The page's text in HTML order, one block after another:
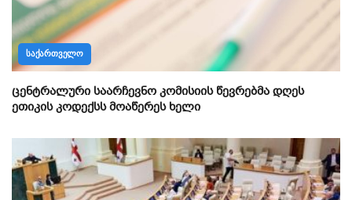
ᲡᲐᲥᲐᲠᲗᲕᲔᲚᲝ
ცენტრალური საარჩევნო კომისიის წევრებმა დღეს
ეთიკის კოდექსს მოაწერეს ხელი